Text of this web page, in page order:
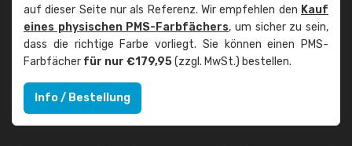
auf dieser Seite nur als Referenz. Wir empfehlen den Kauf
eines physischen PMS-Farbfächers, um sicher zu sein,
dass die richtige Farbe vorliegt. Sie können einen PMS-
Farbfächer für nur €179,95(zzgl. MwSt.) bestellen.
Info / Bestellung